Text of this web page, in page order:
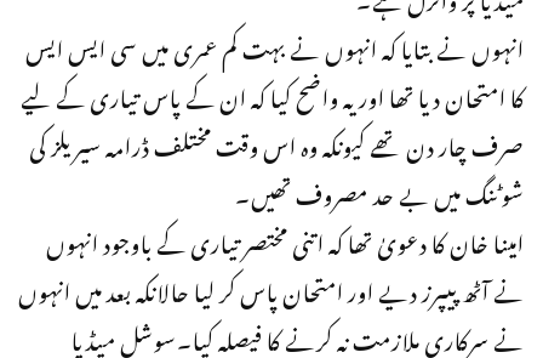
انہوں نے بتایا کہ انہوں نے بہت کم عمری میں سی ایس ایس
کا امتحان دیا تھا اور یہ واضح کیا کہ ان کے پاس تیاری کے لیے
صرف چار دن تھے کیونکہ وہ اس وقت مختلف ڈرامہ سیریلز کی
شوٹنگ میں بے حد مصروف تھیں۔
امینا خان کا دعویٰ تھا کہ اتنی مختصر تیاری کے باوجود انہوں
نے آٹھ پیپرز دیے اور امتحان پاس کر لیا حالانکہ بعد میں انہوں
نے سرکاری ملازمت نہ کرنے کا فیصلہ کیا۔سوشل میڈیا